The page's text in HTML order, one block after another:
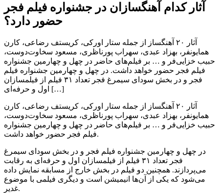
آثار کدام آهنگسازان در جشنواره فیلم فجر
حضور دارد؟
آثار ۲۰ آهنگساز از جمله ستار اورکی، کریستف رضاعی، کارن
همایونفر، بهزاد عبدی، سهراب پورناظری، مسعود سخاوت‌دوست،
حبیب خزایی‌فر و … بر فیلم‌های حاضر در چهل‌ و چهارمین جشنواره
فیلم فجر حضور خواهد داشت. در چهل‌ و چهارمین جشنواره فیلم
فجر و در بخش سودای سیمرغ فجر تعداد ۳۱ فیلم از فیلمسازان
اول و حرفه‌ای […]
آثار ۲۰ آهنگساز از جمله ستار اورکی، کریستف رضاعی، کارن
همایونفر، بهزاد عبدی، سهراب پورناظری، مسعود سخاوت‌دوست،
حبیب خزایی‌فر و … بر فیلم‌های حاضر در چهل‌ و چهارمین جشنواره
فیلم فجر حضور خواهد داشت.
در چهل‌ و چهارمین جشنواره فیلم فجر و در بخش سودای سیمرغ
فجر تعداد ۳۱ فیلم از فیلمسازان اول و حرفه‌ای به رقابت
می‌پردازند. همچنین دو فیلم در بخش خارج از مسابقه نمایش داده
می‌شود که یکی از آن‌ها انیمیشن است و دیگری فیلمی با موضوع
غدیر.